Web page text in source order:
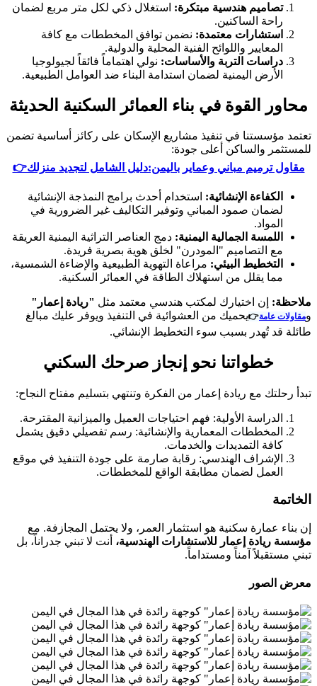
​تصاميم هندسية مبتكرة: استغلال ذكي لكل متر مربع لضمان
راحة الساكنين.
​استشارات معتمدة: نضمن توافق المخططات مع كافة
المعايير واللوائح الفنية المحلية والدولية.
​دراسات التربة والأساسات: نولي اهتماماً فائقاً لجيولوجيا
الأرض اليمنية لضمان استدامة البناء ضد العوامل الطبيعية.
​محاور القوة في بناء العمائر السكنية الحديثة
​تعتمد مؤسستنا في تنفيذ مشاريع الإسكان على ركائز أساسية تضمن
للمستثمر والساكن أعلى جودة:
مقاول ترميم مباني وعماير باليمن:دليل الشامل لتجديد منزلك👉
​الكفاءة الإنشائية: استخدام أحدث برامج النمذجة الإنشائية
لضمان صمود المباني وتوفير التكاليف غير الضرورية في
المواد.
​اللمسة الجمالية اليمنية: دمج العناصر التراثية اليمنية العريقة
مع التصاميم "المودرن" لخلق هوية بصرية فريدة.
​التخطيط البيئي: مراعاة التهوية الطبيعية والإضاءة الشمسية،
مما يقلل من استهلاك الطاقة في العمائر السكنية.
​ملاحظة: إن اختيارك لمكتب هندسي معتمد مثل "ريادة إعمار"
ومقاولات عامة👉يحميك من العشوائية في التنفيذ ويوفر عليك مبالغ
طائلة قد تُهدر بسبب سوء التخطيط الإنشائي.
​خطواتنا نحو إنجاز صرحك السكني
​تبدأ رحلتك مع ريادة إعمار من الفكرة وتنتهي بتسليم مفتاح النجاح:
​الدراسة الأولية: فهم احتياجات العميل والميزانية المقترحة.
​المخططات المعمارية والإنشائية: رسم تفصيلي دقيق يشمل
كافة التمديدات والخدمات.
​الإشراف الهندسي: رقابة صارمة على جودة التنفيذ في موقع
العمل لضمان مطابقة الواقع للمخططات.
​الخاتمة
​إن بناء عمارة سكنية هو استثمار العمر، ولا يحتمل المجازفة. مع
مؤسسة ريادة إعمار للاستشارات الهندسية، أنت لا تبني جدراناً، بل
تبني مستقبلاً آمناً ومستداماً.
معرض الصور